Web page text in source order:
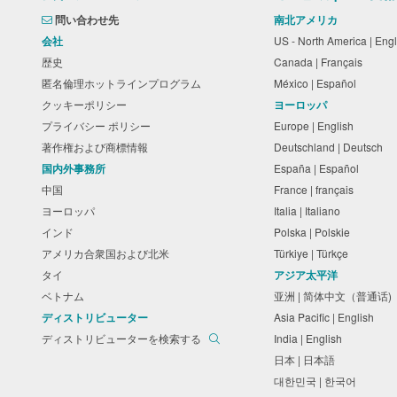
問い合わせ先
会社
歴史
匿名倫理ホットラインプログラム
クッキーポリシー
プライバシー ポリシー
著作権および商標情報
国内外事務所
中国
ヨーロッパ
インド
アメリカ合衆国および北米
タイ
ベトナム
ディストリビューター
ディストリビューターを検索する
南北アメリカ
US - North America |
Canada | Français
México | Español
ヨーロッパ
Europe | English
Deutschland | Deutsch
España | Español
France | français
Italia | Italiano
Polska | Polskie
Türkiye | Türkçe
アジア太平洋
亚洲 | 简体中文（普通话)
Asia Pacific | English
India | English
日本 | 日本語
대한민국 | 한국어